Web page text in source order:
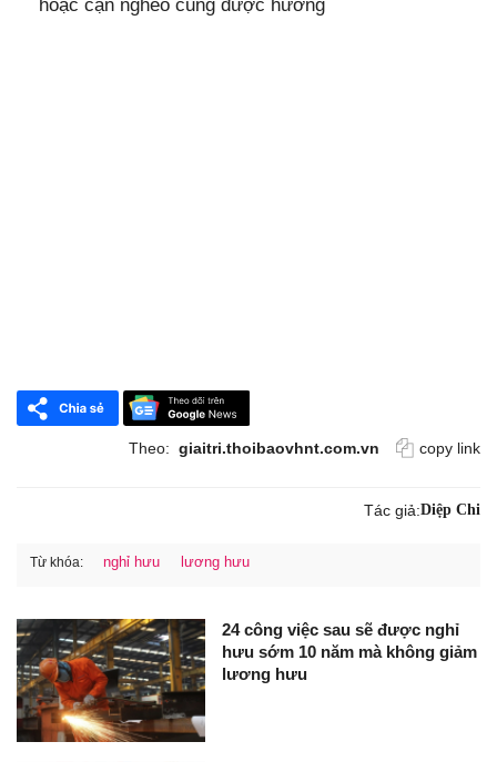
hoặc cận nghèo cũng được hưởng
Theo: giaitri.thoibaovhnt.com.vn copy link
Tác giả:Diệp Chi
Từ khóa: nghỉ hưu lương hưu
24 công việc sau sẽ được nghỉ
hưu sớm 10 năm mà không giảm
lương hưu